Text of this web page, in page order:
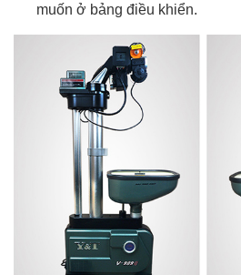
muốn ở bảng điều khiển.